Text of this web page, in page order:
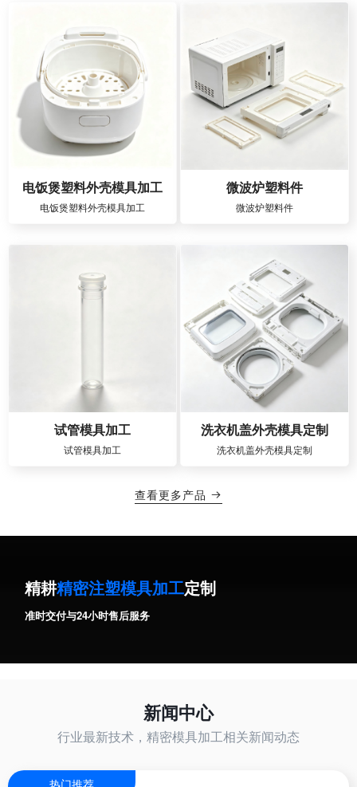
电饭煲塑料外壳模具加工
电饭煲塑料外壳模具加工
微波炉塑料件
微波炉塑料件
试管模具加工
试管模具加工
洗衣机盖外壳模具定制
洗衣机盖外壳模具定制
查看更多产品 
精耕精密注塑模具加工定制
准时交付与24小时售后服务
新闻中心
行业最新技术，精密模具加工相关新闻动态
热门推荐